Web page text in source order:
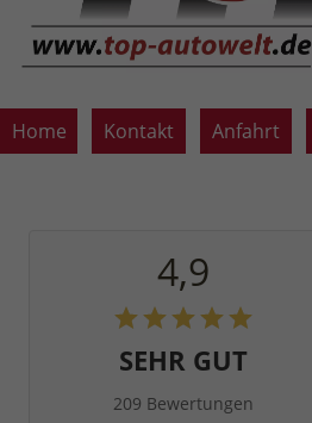
Home Kontakt Anfahrt
4,9
SEHR GUT
209 Bewertungen